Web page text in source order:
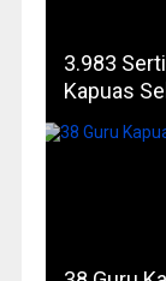
3.983
Kapuas